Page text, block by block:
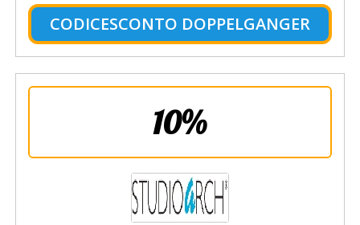
CODICESCONTO DOPPELGANGER
10%